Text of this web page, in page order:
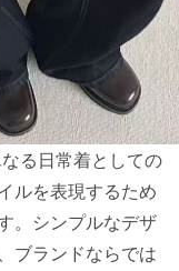
る日常着としての
ルを表現するため
。シンプルなデザ
ブランドならでは